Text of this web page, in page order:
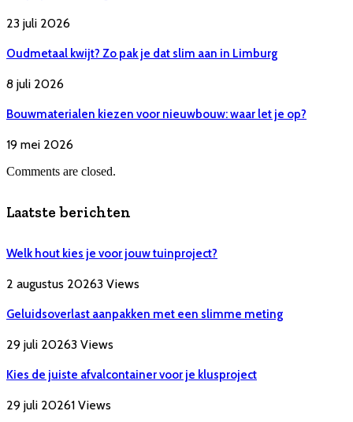
23 juli 2026
Oudmetaal kwijt? Zo pak je dat slim aan in Limburg
8 juli 2026
Bouwmaterialen kiezen voor nieuwbouw: waar let je op?
19 mei 2026
Comments are closed.
Laatste berichten
Welk hout kies je voor jouw tuinproject?
2 augustus 20263 Views
Geluidsoverlast aanpakken met een slimme meting
29 juli 20263 Views
Kies de juiste afvalcontainer voor je klusproject
29 juli 20261 Views